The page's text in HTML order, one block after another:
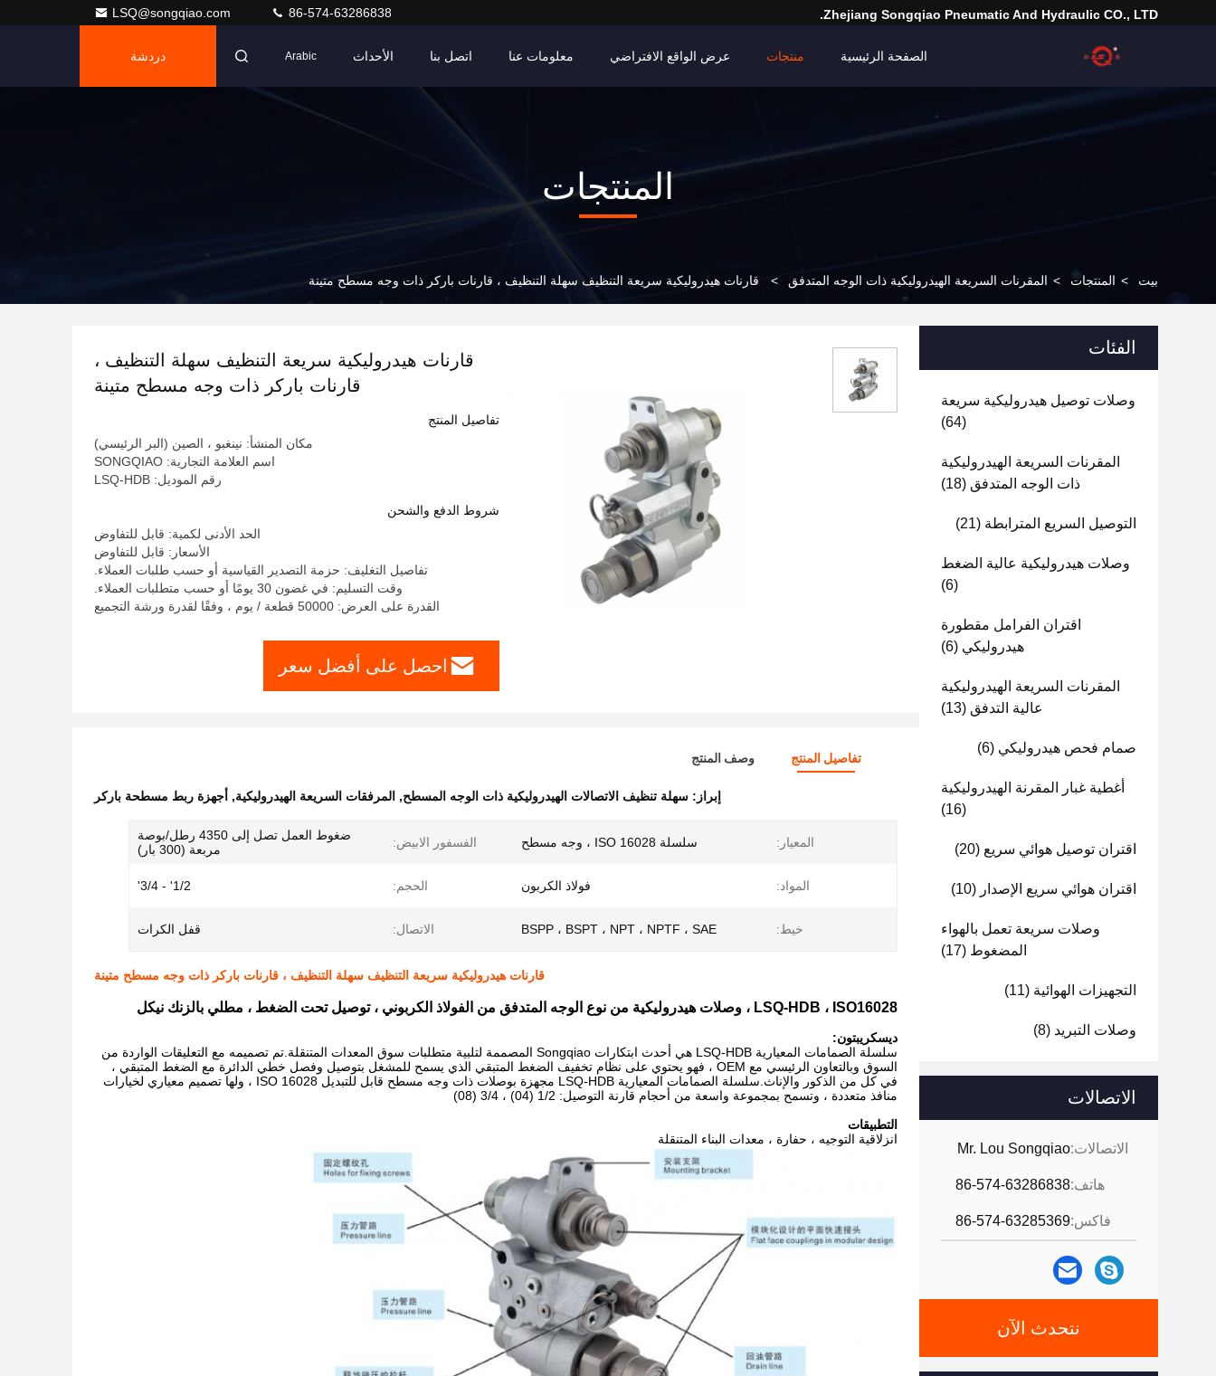
Zhejiang Songqiao Pneumatic And Hydraulic CO., LTD.
LSQ@songqiao.com 86-574-63286838
الصفحة الرئيسية منتجات عرض الواقع الافتراضي معلومات عنا اتصل بنا الأحداث Arabic دردشة
المنتجات
بيت > المنتجات > المقرنات السريعة الهيدروليكية ذات الوجه المتدفق > قارنات هيدروليكية سريعة التنظيف سهلة التنظيف ، قارنات باركر ذات وجه مسطح متينة
الفئات
وصلات توصيل هيدروليكية سريعة
(64)
المقرنات السريعة الهيدروليكية
ذات الوجه المتدفق (18)
التوصيل السريع المترابطة (21)
وصلات هيدروليكية عالية الضغط
(6)
اقتران الفرامل مقطورة
هيدروليكي (6)
المقرنات السريعة الهيدروليكية
عالية التدفق (13)
صمام فحص هيدروليكي (6)
أغطية غبار المقرنة الهيدروليكية
(16)
اقتران توصيل هوائي سريع (20)
اقتران هوائي سريع الإصدار (10)
وصلات سريعة تعمل بالهواء
المضغوط (17)
التجهيزات الهوائية (11)
وصلات التبريد (8)
الاتصالات
الاتصالات:Mr. Lou Songqiao
هاتف:86-574-63286838
فاكس:86-574-63285369
نتحدث الآن
قارنات هيدروليكية سريعة التنظيف سهلة التنظيف ،
قارنات باركر ذات وجه مسطح متينة
تفاصيل المنتج
مكان المنشأ: نينغبو ، الصين (البر الرئيسي)
اسم العلامة التجارية: SONGQIAO
رقم الموديل: LSQ-HDB
شروط الدفع والشحن
الحد الأدنى لكمية: قابل للتفاوض
الأسعار: قابل للتفاوض
تفاصيل التغليف: حزمة التصدير القياسية أو حسب طلبات العملاء.
وقت التسليم: في غضون 30 يومًا أو حسب متطلبات العملاء.
القدرة على العرض: 50000 قطعة / يوم ، وفقًا لقدرة ورشة التجميع
احصل على أفضل سعر
تفاصيل المنتج وصف المنتج
إبراز: سهلة تنظيف الاتصالات الهيدروليكية ذات الوجه المسطح, المرفقات السريعة الهيدروليكية, أجهزة ربط مسطحة باركر
المعيار: سلسلة ISO 16028 ، وجه مسطح الفسفور الابيض:
ضغوط العمل تصل إلى 4350 رطل/بوصة
مربعة (300 بار)
المواد: فولاذ الكربون الحجم: 1/2' - 3/4'
خيط: BSPP ، BSPT ، NPT ، NPTF ، SAE الاتصال: قفل الكرات
قارنات هيدروليكية سريعة التنظيف سهلة التنظيف ، قارنات باركر ذات وجه مسطح متينة
LSQ-HDB ، ISO16028 ، وصلات هيدروليكية من نوع الوجه المتدفق من الفولاذ الكربوني ، توصيل تحت الضغط ، مطلي بالزنك نيكل
ديسكريبتون:
سلسلة الصمامات المعيارية LSQ-HDB هي أحدث ابتكارات Songqiao المصممة لتلبية متطلبات سوق المعدات المتنقلة.تم تصميمه مع التعليقات الواردة من
السوق وبالتعاون الرئيسي مع OEM ، فهو يحتوي على نظام تخفيف الضغط المتبقي الذي يسمح للمشغل بتوصيل وفصل خطي الدائرة مع الضغط المتبقي ،
في كل من الذكور والإناث.سلسلة الصمامات المعيارية LSQ-HDB مجهزة بوصلات ذات وجه مسطح قابل للتبديل ISO 16028 ، ولها تصميم معياري لخيارات
منافذ متعددة ، وتسمح بمجموعة واسعة من أحجام قارنة التوصيل: 1/2 (04) ، 3/4 (08)
التطبيقات
انزلاقية التوجيه ، حفارة ، معدات البناء المتنقلة